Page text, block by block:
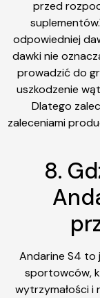
przed
odpowiedniej
dawki nie
prowadzić do
uszkodzenie
Dlatego
zaleceniami
8.
Andarine S4 to
sportowców,
wytrzymałości i